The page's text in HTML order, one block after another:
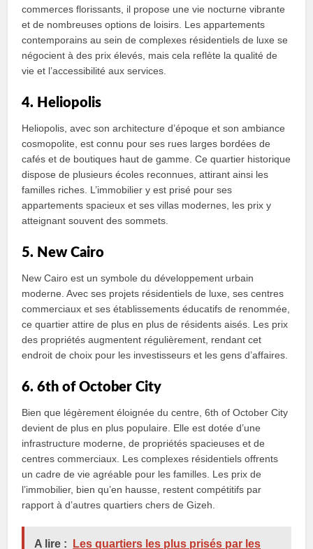
commerces florissants, il propose une vie nocturne vibrante
et de nombreuses options de loisirs. Les appartements
contemporains au sein de complexes résidentiels de luxe se
négocient à des prix élevés, mais cela reflète la qualité de
vie et l’accessibilité aux services.
4. Heliopolis
Heliopolis, avec son architecture d’époque et son ambiance
cosmopolite, est connu pour ses rues larges bordées de
cafés et de boutiques haut de gamme. Ce quartier historique
dispose de plusieurs écoles reconnues, attirant ainsi les
familles riches. L’immobilier y est prisé pour ses
appartements spacieux et ses villas modernes, les prix y
atteignant souvent des sommets.
5. New Cairo
New Cairo est un symbole du développement urbain
moderne. Avec ses projets résidentiels de luxe, ses centres
commerciaux et ses établissements éducatifs de renommée,
ce quartier attire de plus en plus de résidents aisés. Les prix
des propriétés augmentent régulièrement, rendant cet
endroit de choix pour les investisseurs et les gens d’affaires.
6. 6th of October City
Bien que légèrement éloignée du centre, 6th of October City
devient de plus en plus populaire. Elle est dotée d’une
infrastructure moderne, de propriétés spacieuses et de
centres commerciaux. Les complexes résidentiels offrents
un cadre de vie agréable pour les familles. Les prix de
l’immobilier, bien qu’en hausse, restent compétitifs par
rapport à d’autres quartiers chers de Gizeh.
A lire : Les quartiers les plus prisés par les